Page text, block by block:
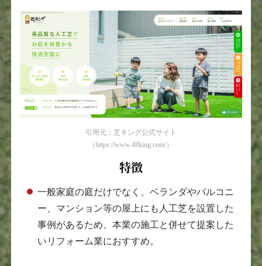
引用元：芝キング公式サイト
（https://www.48king.com/）
特徴
一般家庭の庭だけでなく、ベランダやバルコニ
ー、マンション等の屋上にも人工芝を設置した
事例があるため、本業の施工と併せて提案した
いリフォーム業におすすめ。